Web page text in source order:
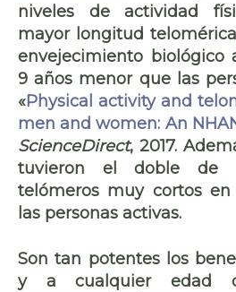
niveles de actividad
mayor longitud
envejecimiento biológico
9 años menor que las
«Physical activity and
men and women: An
ScienceDirect, 2017.
tuvieron el doble de
telómeros muy cortos
las personas activas.
Son tan potentes los
y a cualquier edad